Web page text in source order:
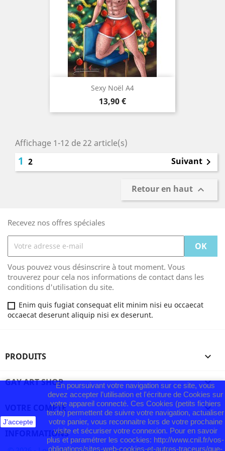
Sexy Noël A4
Prix
13,90 €
Affichage 1-12 de 22 article(s)
1 2 Suivant 
Retour en haut 
Recevez nos offres spéciales
Vous pouvez vous désinscrire à tout moment. Vous
trouverez pour cela nos informations de contact dans les
conditions d'utilisation du site.
Enim quis fugiat consequat elit minim nisi eu occaecat
occaecat deserunt aliquip nisi ex deserunt.
PRODUITS 
GAY ART SHOP 
VOTRE COMPTE 
INFORMATIONS
J'accepte
En poursuivant votre navigation sur ce site, vous
devez accepter l’utilisation et l'écriture de Cookies sur
votre appareil connecté. Ces Cookies (petits fichiers
texte) permettent de suivre votre navigation, actualiser
votre panier, vous reconnaitre lors de votre prochaine
visite et sécuriser votre connexion. Pour en savoir
plus et paramétrer les coockies: http://www.cnil.fr/vos-
obligations/sites-web-cookies-et-autres-traceurs/que-